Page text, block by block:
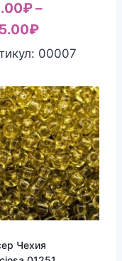
₽–
₽
00007
Чехия